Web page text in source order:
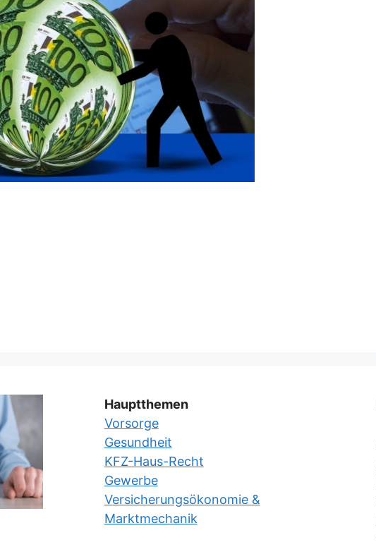
Hauptthemen
Vorsorge
Gesundheit
KFZ-Haus-Recht
Gewerbe
Versicherungsökonomie &
Marktmechanik